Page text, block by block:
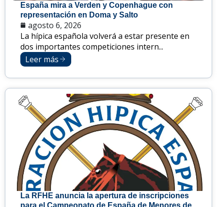
España mira a Verden y Copenhague con
representación en Doma y Salto
agosto 6, 2026
La hípica española volverá a estar presente en
dos importantes competiciones intern...
Leer más
La RFHE anuncia la apertura de inscripciones
para el Campeonato de España de Menores de